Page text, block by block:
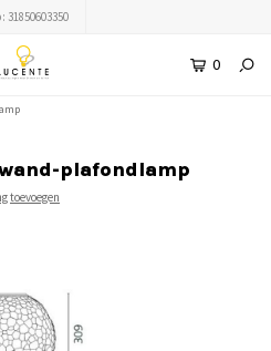
31850603350
0
plafondlamp
toevoegen